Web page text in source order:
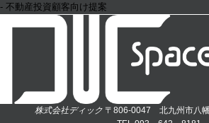
- 不動産投資顧客向け提案
株式会社ディック〒806-0047 北九州市八幡